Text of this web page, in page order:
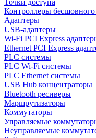
Точки доступа
Контроллеры
Адаптеры
USB-адаптеры
Wi-Fi PCI Express
Ethernet PCI Express
PLC системы
PLC Wi-Fi системы
PLC Ethernet системы
USB Hub концентраторы
Bluetooth ресиверы
Маршрутизаторы
Коммутаторы
Управляемые
Неуправляемые